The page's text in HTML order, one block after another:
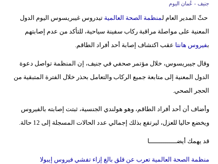
علوم
وتكنولوجيا
فيديو
جنيف - عُمان اليوم
حثّ المدير العام لمنظمة الصحة العالمية تيدروس غيبريسوس اليوم الدول
المعنية على مواصلة مراقبة ركاب سفينة سياحية، للتأكد من عدم إصابتهم
بفيروس هانتا عقب اكتشاف إصابة أحد أفراد الطاقم.
وقال جيبريسوس، خلال مؤتمر صحفي في جنيف، إن المنظمة تواصل دعوة
الدول المعنية إلى متابعة جميع الركاب والتعامل بحذر خلال الفترة المتبقية من
الحجر الصحي.
وأضاف أن أحد أفراد الطاقم، وهو هولندي الجنسية، ثبتت إصابته بالفيروس
ويخضع حاليا للعزل، ليرتفع بذلك إجمالي عدد الحالات المسجلة إلى 12 حالة.
قد يهمك أيضــــــــــــــا
منظمة الصحة العالمية تعرب عن قلق بالغ إزاء تفشي فيروس إيبولا